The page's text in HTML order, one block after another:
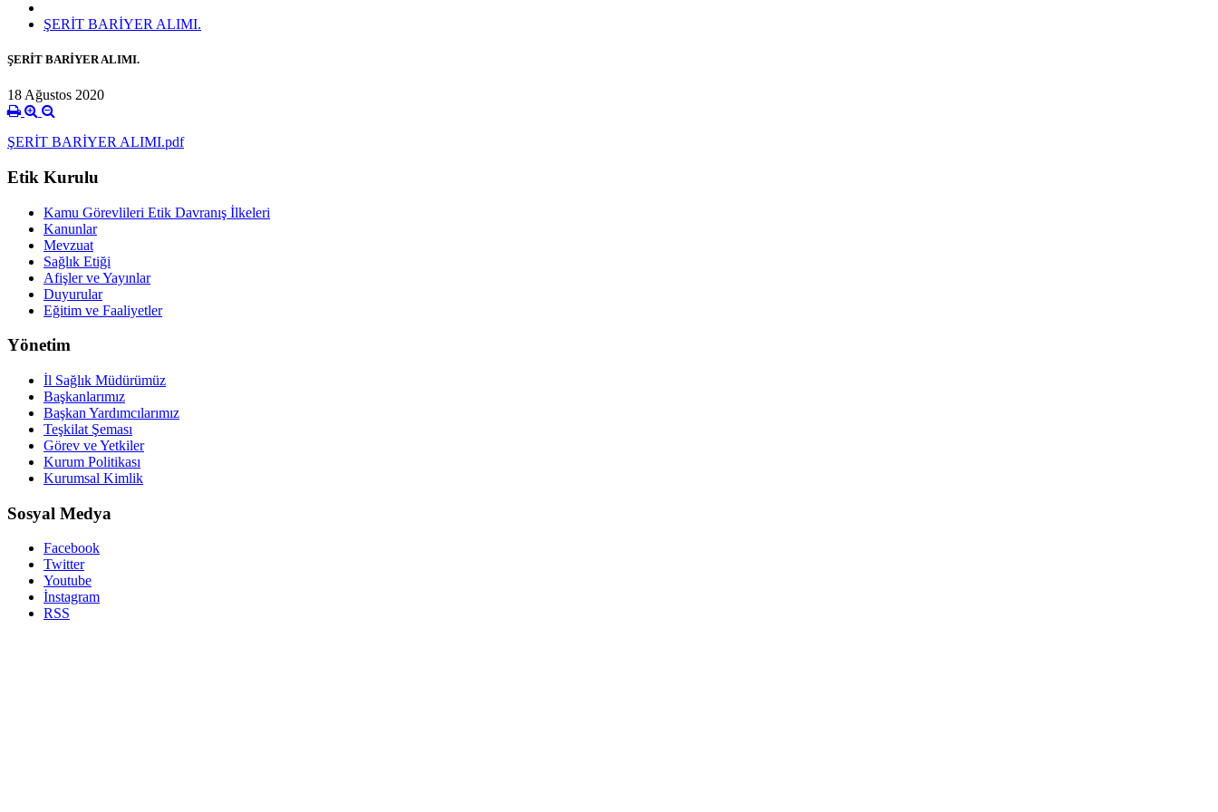
ŞERİT BARİYER ALIMI.
ŞERİT BARİYER ALIMI.
18 Ağustos 2020
ŞERİT BARİYER ALIMI.pdf
Etik Kurulu
Kamu Görevlileri Etik Davranış İlkeleri
Kanunlar
Mevzuat
Sağlık Etiği
Afişler ve Yayınlar
Duyurular
Eğitim ve Faaliyetler
Yönetim
İl Sağlık Müdürümüz
Başkanlarımız
Başkan Yardımcılarımız
Teşkilat Şeması
Görev ve Yetkiler
Kurum Politikası
Kurumsal Kimlik
Sosyal Medya
Facebook
Twitter
Youtube
İnstagram
RSS